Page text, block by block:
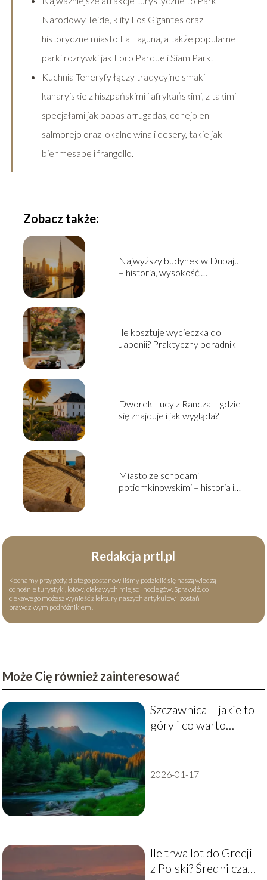
Narodowy Teide, klify Los Gigantes oraz
historyczne miasto La Laguna, a także popularne
parki rozrywki jak Loro Parque i Siam Park.
Kuchnia Teneryfy łączy tradycyjne smaki
kanaryjskie z hiszpańskimi i afrykańskimi, z takimi
specjałami jak papas arrugadas, conejo en
salmorejo oraz lokalne wina i desery, takie jak
bienmesabe i frangollo.
Zobacz także:
Najwyższy budynek w Dubaju
– historia, wysokość,
Ile kosztuje wycieczka do
Japonii? Praktyczny poradnik
Dworek Lucy z Rancza – gdzie
się znajduje i jak wygląda?
Miasto ze schodami
potiomkinowskimi – historia i
Redakcja prtl.pl
Kochamy przygody, dlatego postanowiliśmy podzielić się naszą wiedzą
odnośnie turystyki, lotów, ciekawych miejsc i noclegów. Sprawdź, co
ciekawego możesz wynieść z lektury naszych artykułów i zostań
prawdziwym podróżnikiem!
Może Cię również zainteresować
Szczawnica – jakie to
góry i co warto
2026-01-17
Ile trwa lot do Grecji
z Polski? Średni czas